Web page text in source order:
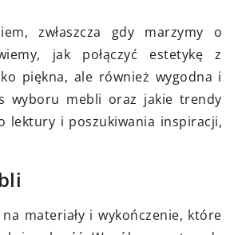
zwłaszcza gdy marzymy o
jak połączyć estetykę z
piękna, ale również wygodna i
wyboru mebli oraz jakie trendy
lektury i poszukiwania inspiracji,
materiały i wykończenie, które
efektywność pracy?
Odkrywaj, jakie korzyści przynoszą
mobilne technologie w codziennej
organizacji pracy. Zwiększ swoją
notowania, które zmienią Twoje
podejście do zadań i zarządzania
czasem.